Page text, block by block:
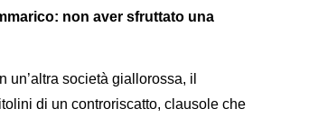
non aver sfruttato una
un’altra società giallorossa, il
di un controriscatto, clausole che